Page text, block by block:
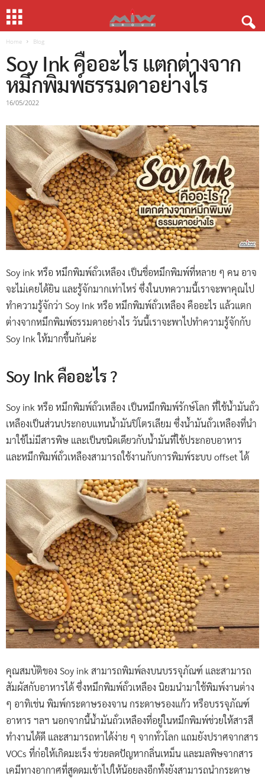
Home Blog
Soy Ink คืออะไร แตกต่างจาก
หมึกพิมพ์ธรรมดาอย่างไร
16/05/2022
Soy ink หรือ หมึกพิมพ์ถั่วเหลือง เป็นชื่อหมึกพิมพ์ที่หลาย ๆ คน อาจ
จะไม่เคยได้ยิน และรู้จักมากเท่าไหร่ ซึ่งในบทความนี้เราจะพาคุณไป
ทำความรู้จักว่า Soy Ink หรือ หมึกพิมพ์ถั่วเหลือง คืออะไร แล้วแตก
ต่างจากหมึกพิมพ์ธรรมดาอย่างไร วันนี้เราจะพาไปทำความรู้จักกับ
Soy Ink ให้มากขึ้นกันค่ะ
Soy Ink คืออะไร ?
Soy ink หรือ หมึกพิมพ์ถั่วเหลือง เป็นหมึกพิมพ์รักษ์โลก ที่ใช้น้ำมันถั่ว
เหลืองเป็นส่วนประกอบแทนน้ำมันปิโตรเลียม ซึ่งน้ำมันถั่วเหลืองที่นำ
มาใช้ไม่มีสารพิษ และเป็นชนิดเดียวกับน้ำมันที่ใช้ประกอบอาหาร
และหมึกพิมพ์ถั่วเหลืองสามารถใช้งานกับการพิมพ์ระบบ offset ได้
คุณสมบัติของ Soy ink สามารถพิมพ์ลงบนบรรจุภัณฑ์ และสามารถ
สัมผัสกับอาหารได้ ซึ่งหมึกพิมพ์ถั่วเหลือง นิยมนำมาใช้พิมพ์งานต่าง
ๆ อาทิเช่น พิมพ์กระดาษรองจาน กระดาษรองแก้ว หรือบรรจุภัณฑ์
อาหาร ฯลฯ นอกจากนี้น้ำมันถั่วเหลืองที่อยู่ในหมึกพิมพ์ช่วยให้สารสี
ทำงานได้ดี และสามารถหาได้ง่าย ๆ จากทั่วโลก แถมยังปราศจากสาร
VOCs ที่ก่อให้เกิดมะเร็ง ช่วยลดปัญหากลิ่นเหม็น และมลพิษจากสาร
เคมีทางอากาศที่สูดดมเข้าไปให้น้อยลงอีกทั้งยังสามารถนำกระดาษ